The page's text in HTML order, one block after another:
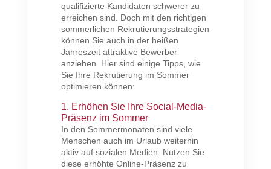
qualifizierte Kandidaten schwerer zu
erreichen sind. Doch mit den richtigen
sommerlichen Rekrutierungsstrategien
können Sie auch in der heißen
Jahreszeit attraktive Bewerber
anziehen. Hier sind einige Tipps, wie
Sie Ihre Rekrutierung im Sommer
optimieren können:
1. Erhöhen Sie Ihre Social-Media-
Präsenz im Sommer
In den Sommermonaten sind viele
Menschen auch im Urlaub weiterhin
aktiv auf sozialen Medien. Nutzen Sie
diese erhöhte Online-Präsenz zu